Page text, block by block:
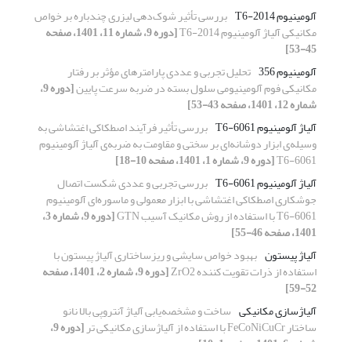
آلومینیوم 2014-T6
بررسی تأثیر شوک‌دهی لیزری چندباره بر خواص
مکانیکی آلیاژ آلومینیوم 2014-T6 [دوره 9، شماره 11، 1401، صفحه
45-53]
آلومینیوم 356
تحلیل تجربی و عددی پارامترهای مؤثر بر رفتار
مکانیکی فوم آلومینیومی سلول بسته در ضربه سرعت پایین [دوره 9،
شماره 12، 1401، صفحه 43-53]
آلیاژ آلومینیوم 6061-T6
بررسی تأثیر فرآیند اصطکاکی اغتشاشی به
وسیله‌ی ابزار دوشانه‌ای بر سختی و مقاومت به ضربه‌ی آلیاژ آلومینیوم
6061-T6
[دوره 9، شماره 1، 1401، صفحه 10-18]
آلیاژ آلومینیوم 6061-T6
بررسی تجربی و عددی شکست اتصال
جوشکاری اصطکاکی اغتشاشی با ابزار معمولی و ماسوره‌ای آلومینیوم
6061-T6 با استفاده از روش مکانیک آسیب GTN [دوره 9، شماره 3،
1401، صفحه 46-55]
آلیاژ پیستون بهبود خواص سایشی و ریزساختاری آلیاژ پیستون با
استفاده از ذرات تقویت کننده ZrO2 [دوره 9، شماره 2، 1401، صفحه
52-59]
آلیاژسازی مکانیکی ساخت و مشخصه‌یابی آلیاژ آنتروپی بالا نانو
ساختار FeCoNiCuCr با استفاده از آلیاژسازی مکانیکی تر [دوره 9،